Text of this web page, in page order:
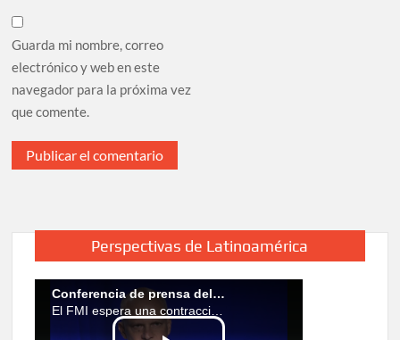
Guarda mi nombre, correo
electrónico y web en este
navegador para la próxima vez
que comente.
Perspectivas de Latinoamérica